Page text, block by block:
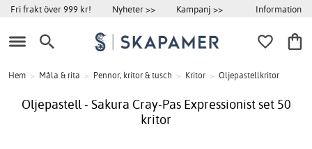
Fri frakt över 999 kr! Nyheter >> Kampanj >> Information
Hem > Måla & rita > Pennor, kritor & tusch > Kritor > Oljepastellkritor
Oljepastell - Sakura Cray-Pas Expressionist set 50
kritor